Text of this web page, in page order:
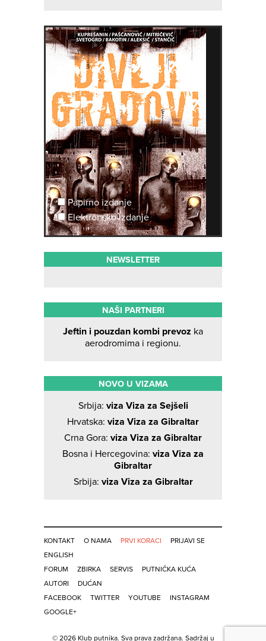
Papirno izdanje
Elektronsko izdanje
NEWSLETTER
NAŠI PARTNERI
Jeftin i pouzdan kombi prevoz ka
aerodromima i regionu.
NOVO U VIZAMA
Srbija: viza Viza za Sejšeli
Hrvatska: viza Viza za Gibraltar
Crna Gora: viza Viza za Gibraltar
Bosna i Hercegovina: viza Viza za
Gibraltar
Srbija: viza Viza za Gibraltar
KONTAKT O NAMA PRVI KORACI
PRIJAVI SE
ENGLISH
FORUM
ZBIRKA SERVIS
PUTNIČKA KUĆA
AUTORI
DUĆAN
FACEBOOK
TWITTER YOUTUBE
INSTAGRAM
GOOGLE+
© 2026 Klub putnika. Sva prava zadržana. Sadržaj u